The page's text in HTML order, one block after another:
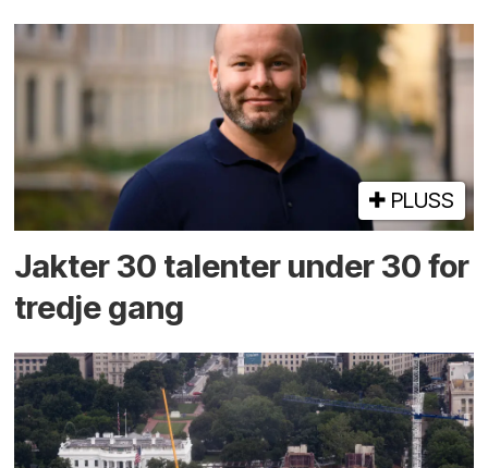
PLUSS
Jakter 30 talenter under 30 for
tredje gang